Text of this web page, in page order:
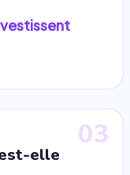
03
elle